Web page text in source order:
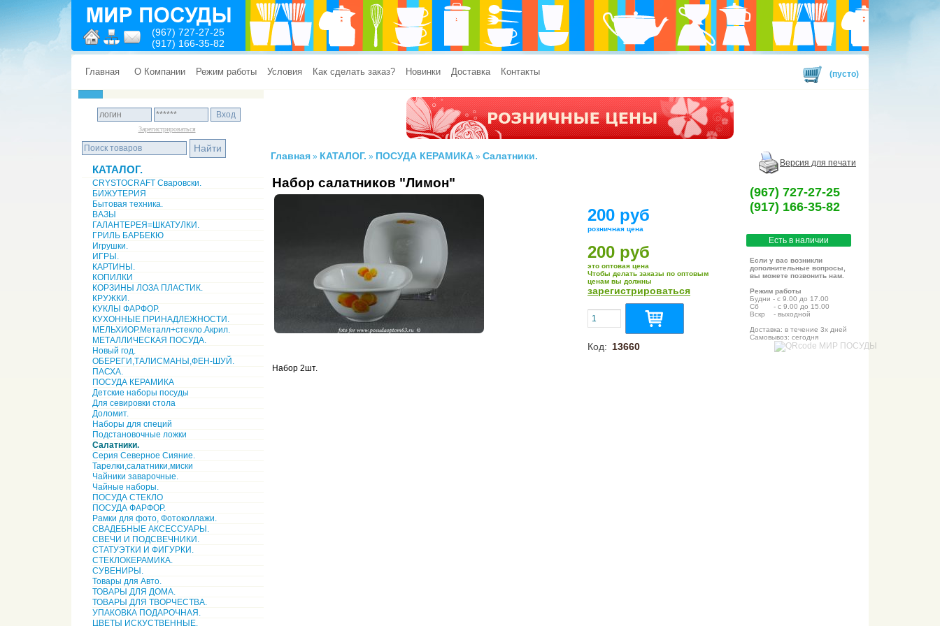
(967) 727-27-25
(917) 166-35-82
Главная О Компании Режим работы Условия Как сделать заказ? Новинки Доставка Контакты (пусто)
Зарегистрироваться
КАТАЛОГ.
CRYSTOCRAFT Сваровски.
БИЖУТЕРИЯ
Бытовая техника.
ВАЗЫ
ГАЛАНТЕРЕЯ=ШКАТУЛКИ.
ГРИЛЬ БАРБЕКЮ
Игрушки.
ИГРЫ.
КАРТИНЫ.
КОПИЛКИ
КОРЗИНЫ ЛОЗА ПЛАСТИК.
КРУЖКИ.
КУКЛЫ ФАРФОР.
КУХОННЫЕ ПРИНАДЛЕЖНОСТИ.
МЕЛЬХИОР.Металл+стекло.Акрил.
МЕТАЛЛИЧЕСКАЯ ПОСУДА.
Новый год.
ОБЕРЕГИ,ТАЛИСМАНЫ,ФЕН-ШУЙ.
ПАСХА.
ПОСУДА КЕРАМИКА
Детские наборы посуды
Для севировки стола
Доломит.
Наборы для специй
Подстановочные ложки
Салатники.
Серия Северное Сияние.
Тарелки,салатники,миски
Чайники заварочные.
Чайные наборы.
ПОСУДА СТЕКЛО
ПОСУДА ФАРФОР.
Рамки для фото, Фотоколлажи.
СВАДЕБНЫЕ АКСЕССУАРЫ.
СВЕЧИ И ПОДСВЕЧНИКИ.
СТАТУЭТКИ И ФИГУРКИ.
СТЕКЛОКЕРАМИКА.
СУВЕНИРЫ.
Товары для Авто.
ТОВАРЫ ДЛЯ ДОМА.
ТОВАРЫ ДЛЯ ТВОРЧЕСТВА.
УПАКОВКА ПОДАРОЧНАЯ.
ЦВЕТЫ ИСКУСТВЕННЫЕ.
Главная » КАТАЛОГ. » ПОСУДА КЕРАМИКА » Салатники.
Версия для печати
Набор салатников "Лимон"
(967) 727-27-25
(917) 166-35-82
Есть в наличии
Если у вас возникли
дополнительные вопросы,
вы можете позвонить нам.
Режим работы
Будни - с 9.00 до 17.00
Сб - с 9.00 до 15.00
Вскр - выходной
Доставка: в течение 3х дней
Самовывоз: сегодня
200 руб
розничная цена
200 руб
это оптовая цена
Чтобы делать заказы по оптовым
ценам вы должны
зарегистрироваться
Код: 13660
Набор 2шт.